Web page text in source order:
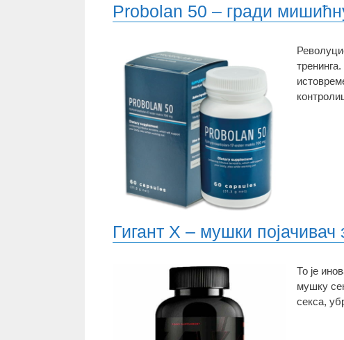
Probolan 50 – гради
Гигант X – мушки
То је
мушку
секса,